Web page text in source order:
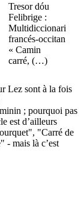
Tresor dóu
Felibrige :
Multidiccionari
francés-occitan
« Camin
carré, (…)
Lez sont à la fois
; pourquoi pas
est d’ailleurs
"Carré de
- mais là c’est